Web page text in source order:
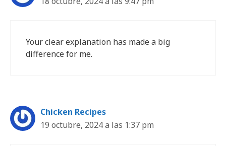
Your clear explanation has made a big
difference for me.
Chicken Recipes
19 octubre, 2024 a las 1:37 pm